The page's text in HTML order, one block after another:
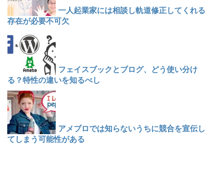
一人起業家には相談し軌道修正してくれる
存在が必要不可欠
フェイスブックとブログ、どう使い分け
る？特性の違いを知るべし
アメブロでは知らないうちに競合を宣伝し
てしまう可能性がある